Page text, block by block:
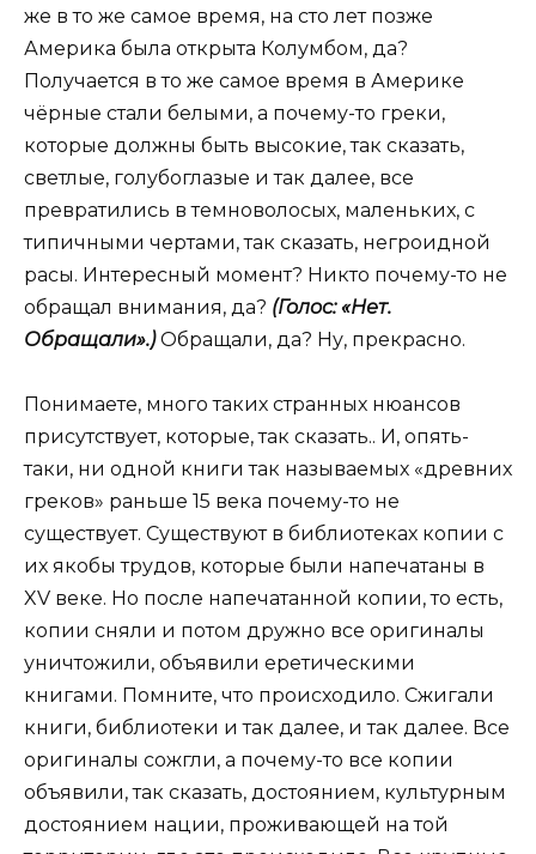
же в то же самое время, на сто лет позже
Америка была открыта Колумбом, да?
Получается в то же самое время в Америке
чёрные стали белыми, а почему-то греки,
которые должны быть высокие, так сказать,
светлые, голубоглазые и так далее, все
превратились в темноволосых, маленьких, с
типичными чертами, так сказать, негроидной
расы. Интересный момент? Никто почему-то не
обращал внимания, да? (Голос: «Нет.
Обращали».)Обращали, да? Ну, прекрасно.
Понимаете, много таких странных нюансов
присутствует, которые, так сказать.. И, опять-
таки, ни одной книги так называемых «древних
греков» раньше 15 века почему-то не
существует. Существуют в библиотеках копии с
их якобы трудов, которые были напечатаны в
XV веке. Но после напечатанной копии, то есть,
копии сняли и потом дружно все оригиналы
уничтожили, объявили еретическими
книгами. Помните, что происходило. Сжигали
книги, библиотеки и так далее, и так далее. Все
оригиналы сожгли, а почему-то все копии
объявили, так сказать, достоянием, культурным
достоянием нации, проживающей на той